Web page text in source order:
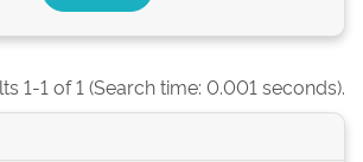
1-1 of 1 (Search time: 0.001 seconds).